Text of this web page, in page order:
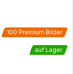
100 Premium Bilder
auf Lager